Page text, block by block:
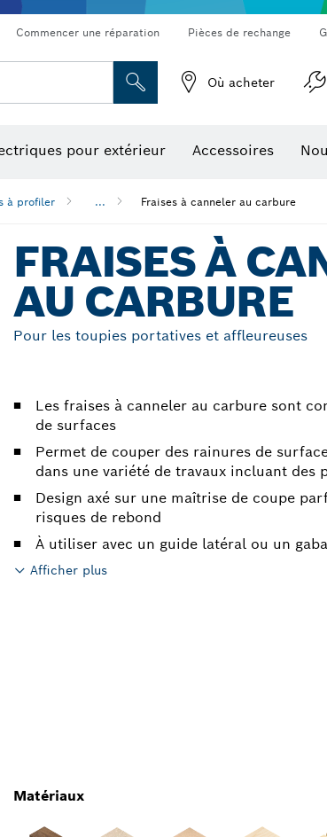
Commencer une réparation Pièces de rechange
Où acheter
pour extérieur Accessoires
à profiler ... Fraises à canneler au carbure
FRAISES À
AU CARBURE
Pour les toupies portatives et affleureuses
Les fraises à canneler au carbure sont
de surfaces
Permet de couper des rainures de
dans une variété de travaux incluant des
Design axé sur une maîtrise de coupe
risques de rebond
À utiliser avec un guide latéral ou un
Afficher plus
Matériaux